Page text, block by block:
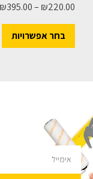
₪220.00
–
₪395.00
בחר אפשרויות
מעוניינים לקבל